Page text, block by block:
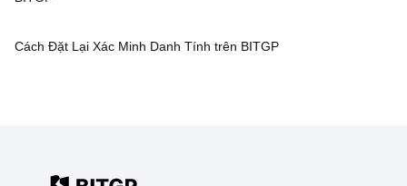
Cách Đặt Lại Xác Minh Danh Tính trên BITGP